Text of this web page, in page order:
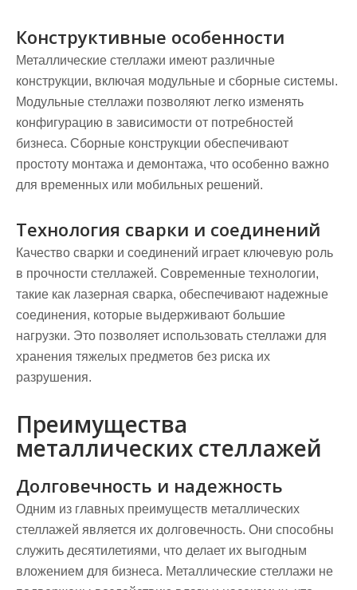
Конструктивные особенности
Металлические стеллажи имеют различные
конструкции, включая модульные и сборные системы.
Модульные стеллажи позволяют легко изменять
конфигурацию в зависимости от потребностей
бизнеса. Сборные конструкции обеспечивают
простоту монтажа и демонтажа, что особенно важно
для временных или мобильных решений.
Технология сварки и соединений
Качество сварки и соединений играет ключевую роль
в прочности стеллажей. Современные технологии,
такие как лазерная сварка, обеспечивают надежные
соединения, которые выдерживают большие
нагрузки. Это позволяет использовать стеллажи для
хранения тяжелых предметов без риска их
разрушения.
Преимущества
металлических стеллажей
Долговечность и надежность
Одним из главных преимуществ металлических
стеллажей является их долговечность. Они способны
служить десятилетиями, что делает их выгодным
вложением для бизнеса. Металлические стеллажи не